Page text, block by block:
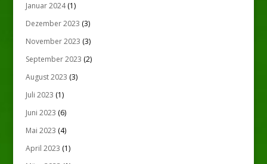
Januar 2024(1)
Dezember 2023 (3)
November 2023 (3)
September 2023 (2)
August 2023 (3)
Juli 2023 (1)
Juni 2023 (6)
Mai 2023 (4)
April 2023 (1)